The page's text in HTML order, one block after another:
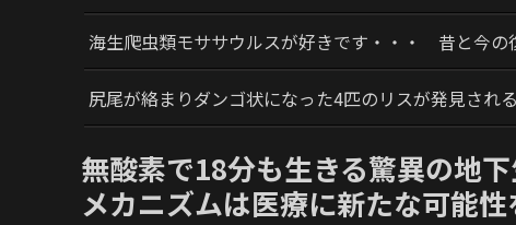
海生爬虫類モササウルスが好きです・・・ 昔と今の
尻尾が絡まりダンゴ状になった4匹のリスが発見され
無酸素で18分も生きる驚異の地
メカニズムは医療に新たな可能